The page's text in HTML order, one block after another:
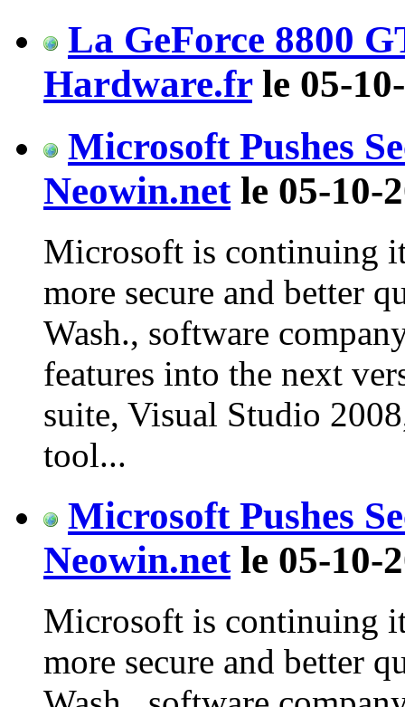
La GeForce 8800
Hardware.frle 05-
Microsoft Pushes
Neowin.netle 05-10-
Microsoft is continuing
more secure and better
Wash., software
features into the next
suite, Visual Studio
tool...
Microsoft Pushes
Neowin.netle 05-10-
Microsoft is continuing
more secure and better